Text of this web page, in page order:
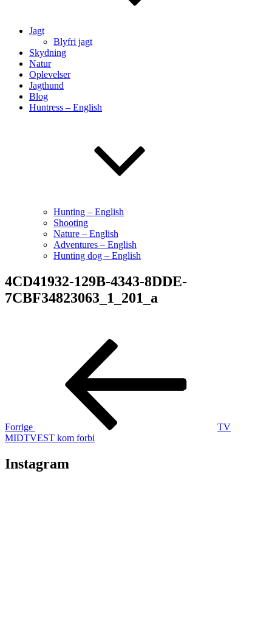
Jagt
Blyfri jagt
Skydning
Natur
Oplevelser
Jagthund
Blog
Huntress – English
Hunting – English
Shooting
Nature – English
Adventures – English
Hunting dog – English
4CD41932-129B-4343-8DDE-
7CBF34823063_1_201_a
Indlægsnavigation
Forrige
TV
MIDTVEST kom forbi
Instagram